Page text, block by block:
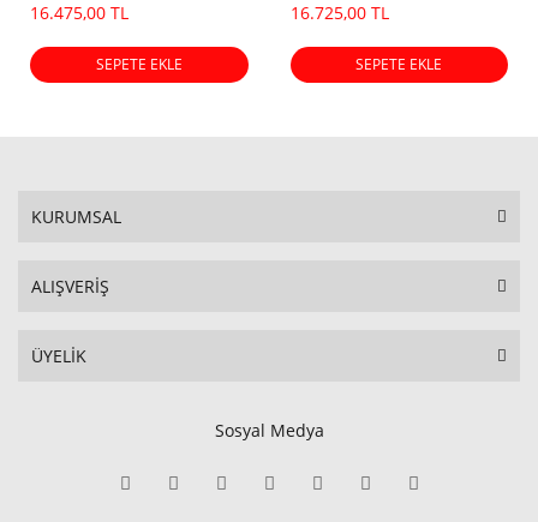
16.475,00 TL
SEPETE EKLE
16.725,00 TL
SEPETE EKLE
KURUMSAL
ALIŞVERİŞ
ÜYELİK
Sosyal Medya